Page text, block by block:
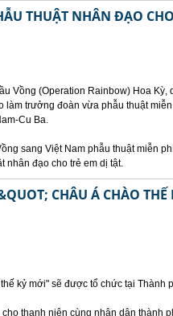
THUẬT NHÂN ĐẠO
Vồng (Operation Rainbow) Hoa Kỳ,
trưởng đoàn vừa phẫu thuật
Cu Ba.
sang Việt Nam phẫu thuật miễn
nhân đạo cho trẻ em dị tật.
CHÂU Á CHÀO
kỷ mới" sẽ được tổ chức tại Thành
thanh niên cùng nhân dân thành